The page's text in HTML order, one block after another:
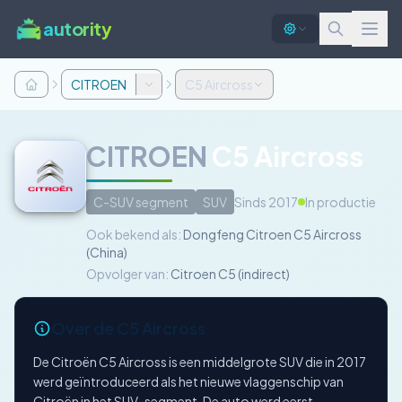
autority
CITROEN C5 Aircross
CITROEN C5 Aircross
C-SUV segment SUV Sinds 2017 In productie
Ook bekend als: Dongfeng Citroen C5 Aircross
(China)
Opvolger van: Citroen C5 (indirect)
De Citroën C5 Aircross is een middelgrote SUV die in 2017
werd geïntroduceerd als het nieuwe vlaggenschip van